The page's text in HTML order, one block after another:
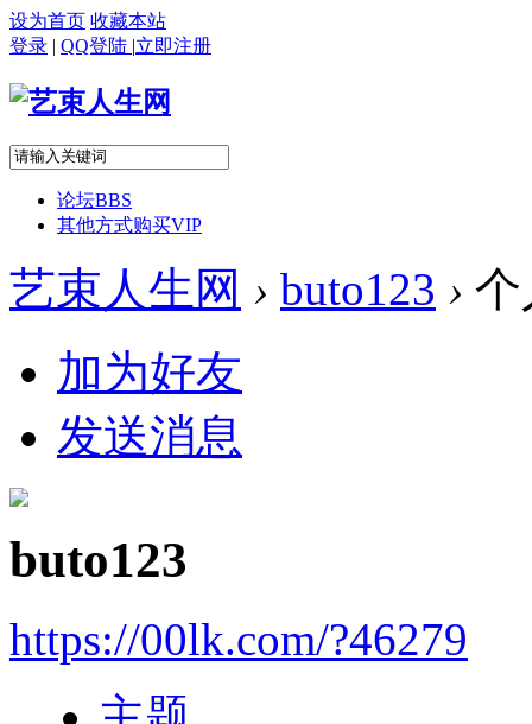
设为首页 收藏本站
登录 | QQ登陆 |立即注册
论坛BBS
其他方式购买VIP
艺束人生网 › buto123 › 个
加为好友
发送消息
buto123
https://00lk.com/?46279